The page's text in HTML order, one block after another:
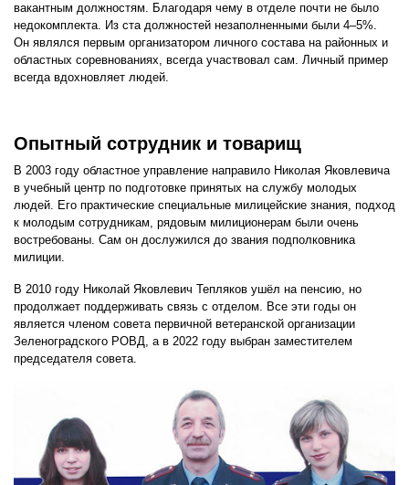
вакантным должностям. Благодаря чему в отделе почти не было
недокомплекта. Из ста должностей незаполненными были 4–5%.
Он являлся первым организатором личного состава на районных и
областных соревнованиях, всегда участвовал сам. Личный пример
всегда вдохновляет людей.
Опытный сотрудник и товарищ
В 2003 году областное управление направило Николая Яковлевича
в учебный центр по подготовке принятых на службу молодых
людей. Его практические специальные милицейские знания, подход
к молодым сотрудникам, рядовым милиционерам были очень
востребованы. Сам он дослужился до звания подполковника
милиции.
В 2010 году Николай Яковлевич Тепляков ушёл на пенсию, но
продолжает поддерживать связь с отделом. Все эти годы он
является членом совета первичной ветеранской организации
Зеленоградского РОВД, а в 2022 году выбран заместителем
председателя совета.